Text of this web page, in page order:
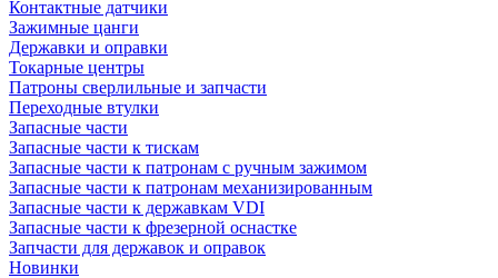
Контактные датчики
Зажимные цанги
Державки и оправки
Токарные центры
Патроны сверлильные и запчасти
Переходные втулки
Запасные части
Запасные части к тискам
Запасные части к патронам с ручным зажимом
Запасные части к патронам механизированным
Запасные части к державкам VDI
Запасные части к фрезерной оснастке
Запчасти для державок и оправок
Новинки